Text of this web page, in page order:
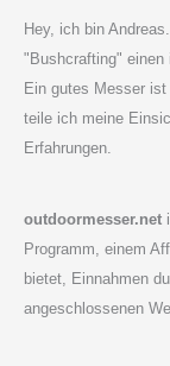
Hey, ich bin
"Bushcrafting" einen
Ein gutes Messer
teile ich meine
Erfahrungen.
outdoormesser.net
Programm, einem
bietet, Einnahmen
angeschlossenen